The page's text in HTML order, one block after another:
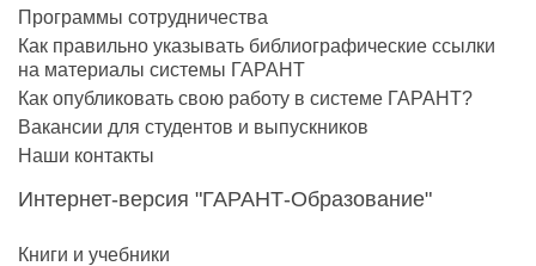
Программы сотрудничества
Как правильно указывать библиографические ссылки
на материалы системы ГАРАНТ
Как опубликовать свою работу в системе ГАРАНТ?
Вакансии для студентов и выпускников
Наши контакты
Интернет-версия "ГАРАНТ-Образование"
Книги и учебники